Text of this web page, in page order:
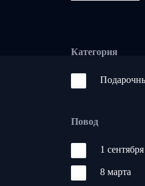
Категория
Повод
1 сентября
8 марта